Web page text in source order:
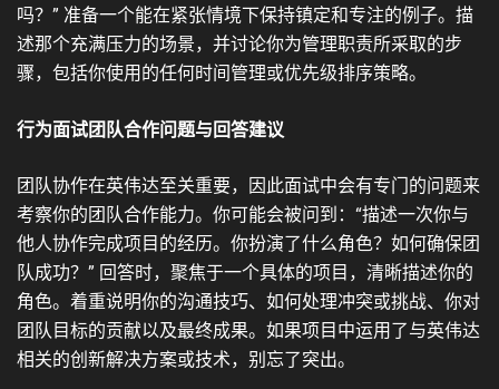
吗？” 准备一个能在紧张情境下保持镇定和专注的例子。描
述那个充满压力的场景，并讨论你为管理职责所采取的步
骤，包括你使用的任何时间管理或优先级排序策略。
行为面试团队合作问题与回答建议
团队协作在英伟达至关重要，因此面试中会有专门的问题来
考察你的团队合作能力。你可能会被问到：“描述一次你与
他人协作完成项目的经历。你扮演了什么角色？如何确保团
队成功？” 回答时，聚焦于一个具体的项目，清晰描述你的
角色。着重说明你的沟通技巧、如何处理冲突或挑战、你对
团队目标的贡献以及最终成果。如果项目中运用了与英伟达
相关的创新解决方案或技术，别忘了突出。